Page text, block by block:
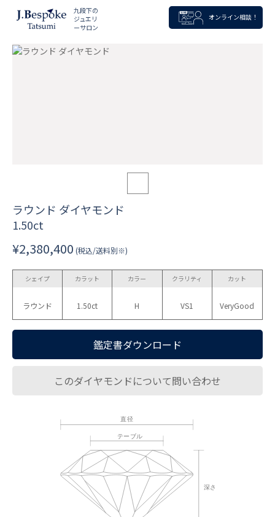
九段下の
ジュエリ
ーサロン
オンライン相談！
ラウンド ダイヤモンド
1.50ct
¥2,380,400 (税込/送料別※)
シェイプ
ラウンド
カラット
1.50ct
カラー
H
クラリティ
VS1
カット
VeryGood
鑑定書ダウンロード
このダイヤモンドについて問い合わせ